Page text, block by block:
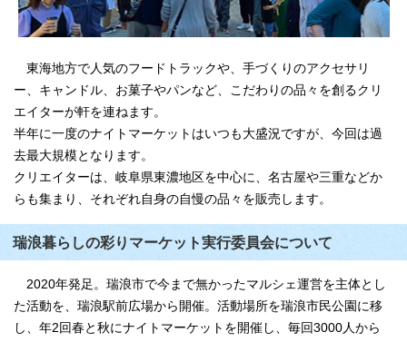
東海地方で人気のフードトラックや、手づくりのアクセサリ
ー、キャンドル、お菓子やパンなど、こだわりの品々を創るクリ
エイターが軒を連ねます。
半年に一度のナイトマーケットはいつも大盛況ですが、今回は過
去最大規模となります。
クリエイターは、岐阜県東濃地区を中心に、名古屋や三重などか
らも集まり、それぞれ自身の自慢の品々を販売します。
瑞浪暮らしの彩りマーケット実行委員会について
2020年発足。瑞浪市で今まで無かったマルシェ運営を主体とし
た活動を、瑞浪駅前広場から開催。活動場所を瑞浪市民公園に移
し、年2回春と秋にナイトマーケットを開催し、毎回3000人から